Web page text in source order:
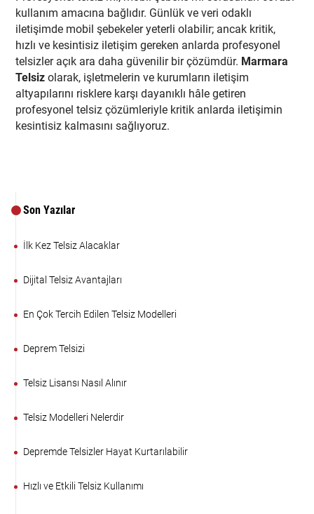
Son Yazılar
İlk Kez Telsiz Alacaklar
Dijital Telsiz Avantajları
En Çok Tercih Edilen Telsiz Modelleri
Deprem Telsizi
Telsiz Lisansı Nasıl Alınır
Telsiz Modelleri Nelerdir
Depremde Telsizler Hayat Kurtarılabilir
Hızlı ve Etkili Telsiz Kullanımı
kullanım amacına bağlıdır. Günlük ve veri odaklı
iletişimde mobil şebekeler yeterli olabilir; ancak kritik,
hızlı ve kesintisiz iletişim gereken anlarda profesyonel
telsizler açık ara daha güvenilir bir çözümdür. Marmara
Telsiz olarak, işletmelerin ve kurumların iletişim
altyapılarını risklere karşı dayanıklı hâle getiren
profesyonel telsiz çözümleriyle kritik anlarda iletişimin
kesintisiz kalmasını sağlıyoruz.